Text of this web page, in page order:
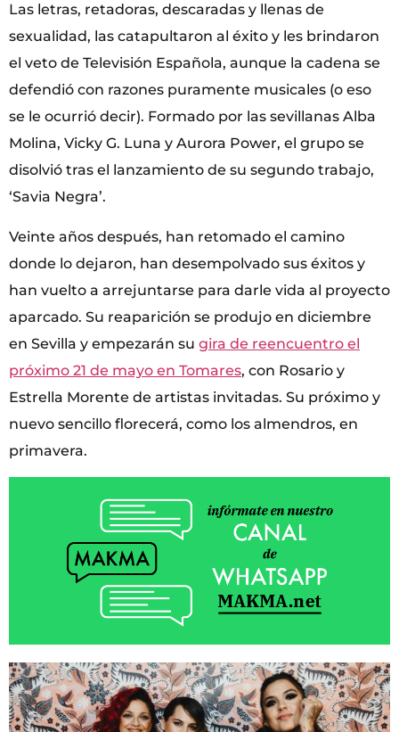
Las letras, retadoras, descaradas y llenas de
sexualidad, las catapultaron al éxito y les brindaron
el veto de Televisión Española, aunque la cadena se
defendió con razones puramente musicales (o eso
se le ocurrió decir). Formado por las sevillanas Alba
Molina, Vicky G. Luna y Aurora Power, el grupo se
disolvió tras el lanzamiento de su segundo trabajo,
‘Savia Negra’.
Veinte años después, han retomado el camino
donde lo dejaron, han desempolvado sus éxitos y
han vuelto a arrejuntarse para darle vida al proyecto
aparcado. Su reaparición se produjo en diciembre
en Sevilla y empezarán su gira de reencuentro el
próximo 21 de mayo en Tomares, con Rosario y
Estrella Morente de artistas invitadas. Su próximo y
nuevo sencillo florecerá, como los almendros, en
primavera.